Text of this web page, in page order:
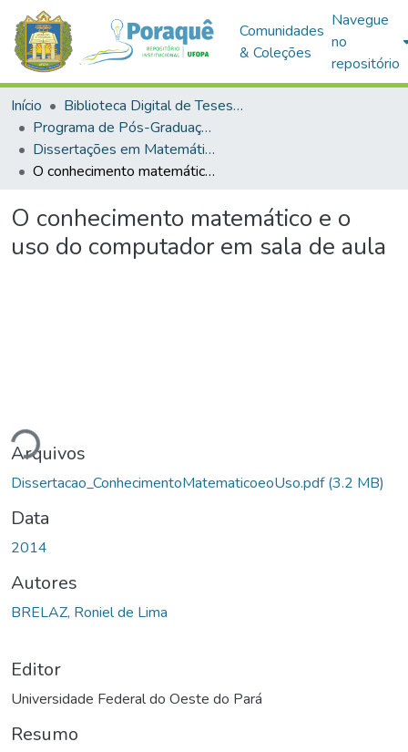
Comunidades
& Coleções
Navegue
no
repositório
Início
Biblioteca Digital de Teses e Dissertações (BDTD)
Programa de Pós-Graduação em Mestrado Profissional em Matemática em Rede Nacional (PROFMAT)
Dissertações em Matemática em Rede Nacional (Mestrado Profissional)
O conhecimento matemático e o uso do computador em sala de aula
O conhecimento matemático e o
uso do computador em sala de aula
Carregando...
Arquivos
Dissertacao_ConhecimentoMatematicoeoUso.pdf(3.2 MB)
Data
2014
Autores
BRELAZ, Roniel de Lima
Editor
Universidade Federal do Oeste do Pará
Resumo